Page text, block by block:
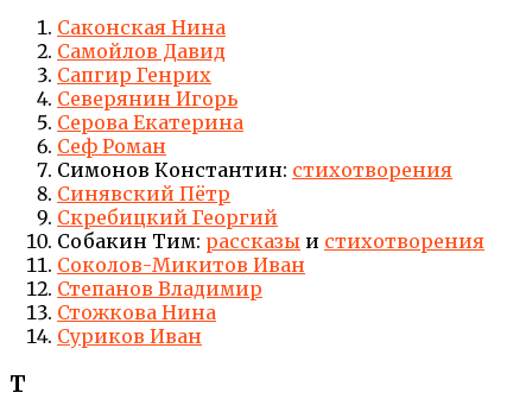
Саконская Нина
Самойлов Давид
Сапгир Генрих
Северянин Игорь
Серова Екатерина
Сеф Роман
Симонов Константин: стихотворения
Синявский Пётр
Скребицкий Георгий
Собакин Тим: рассказы и стихотворения
Соколов-Микитов Иван
Степанов Владимир
Стожкова Нина
Суриков Иван
Т